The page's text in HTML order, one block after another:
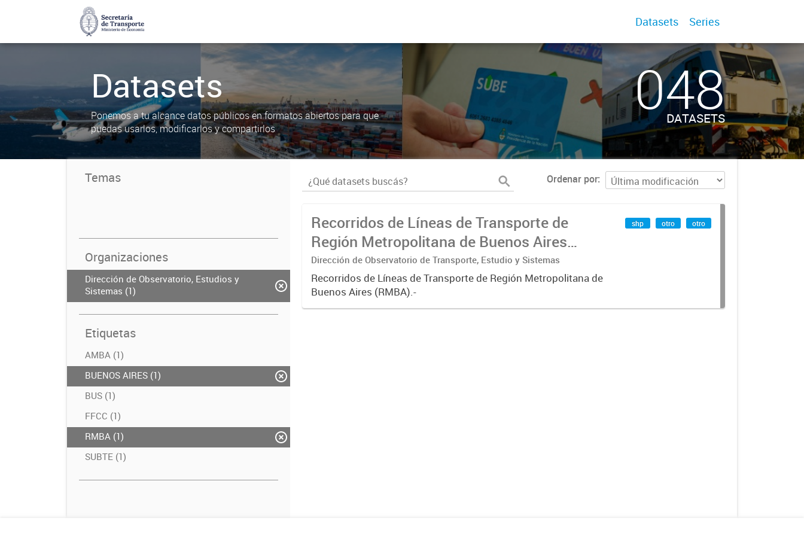
Datasets Series
Datasets
Ponemos a tu alcance datos públicos en formatos abiertos para que
puedas usarlos, modificarlos y compartirlos
048
DATASETS
Temas
Organizaciones
Dirección de Observatorio, Estudios y
Sistemas (1)
Etiquetas
AMBA (1)
BUENOS AIRES (1)
BUS (1)
FFCC (1)
RMBA (1)
SUBTE (1)
Ordenar por
Recorridos de Líneas de Transporte de
Región Metropolitana de Buenos Aires
(RMBA)
Dirección de Observatorio de Transporte, Estudio y Sistemas
Recorridos de Líneas de Transporte de Región Metropolitana de
Buenos Aires (RMBA).-
shp otro otro